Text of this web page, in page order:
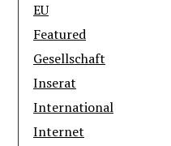
EU
Featured
Gesellschaft
Inserat
International
Internet